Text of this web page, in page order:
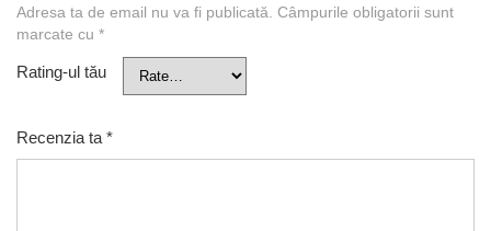
Adresa ta de email nu va fi publicată. Câmpurile obligatorii sunt
marcate cu *
Rating-ul tău
Recenzia ta *